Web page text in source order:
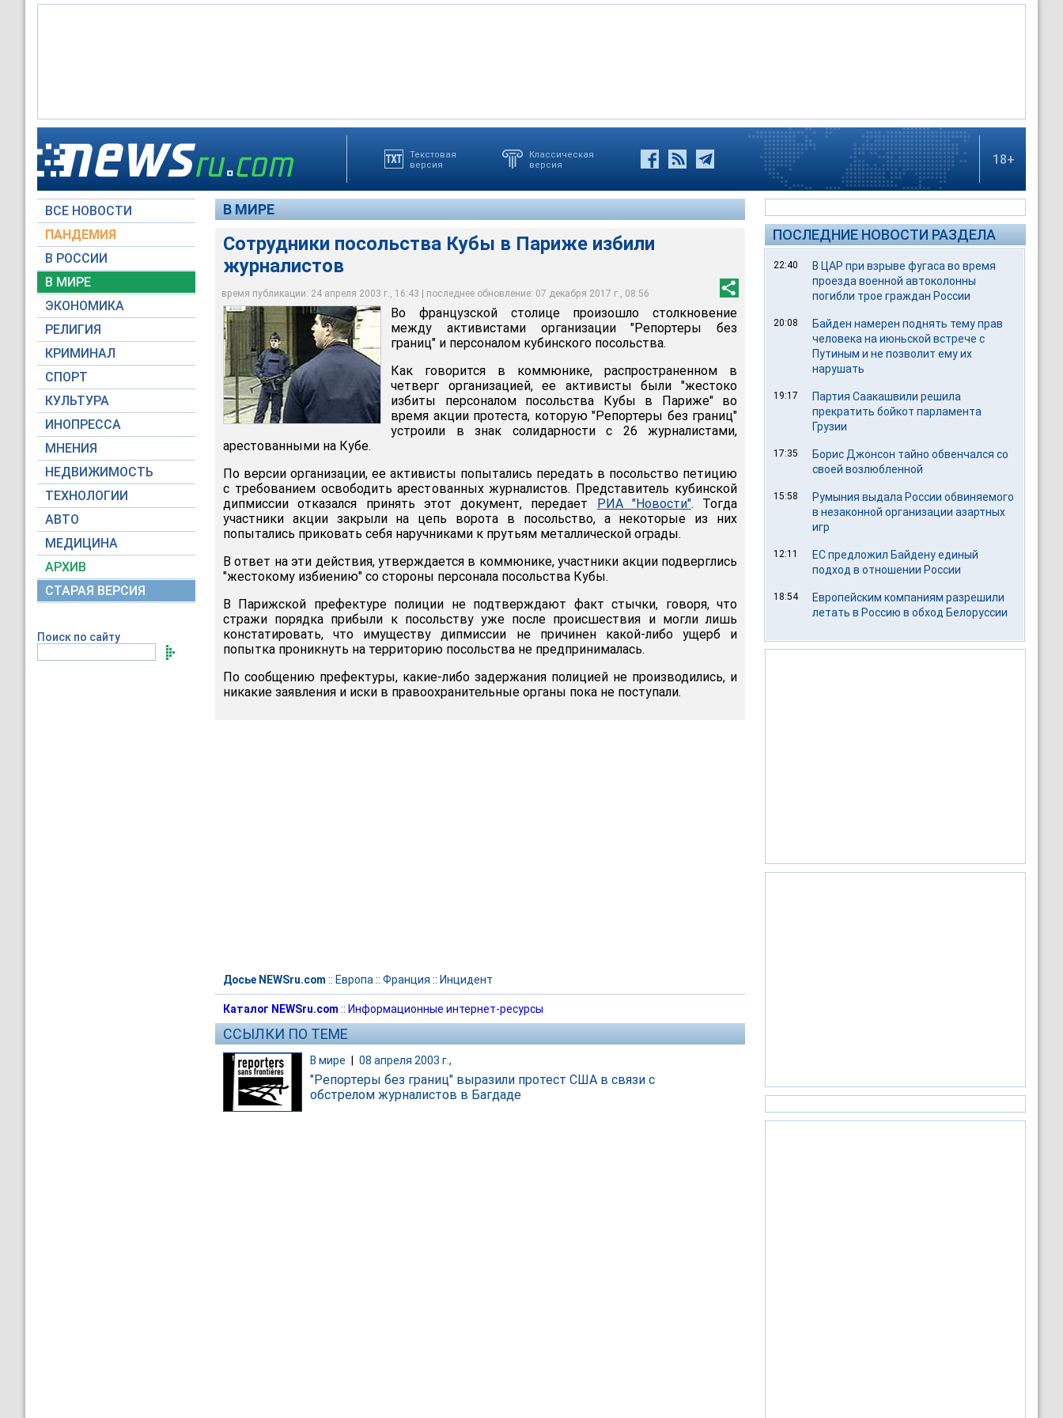
Текстовая
версия
Классическая
версия
18+
ВСЕ НОВОСТИ
ПАНДЕМИЯ
В РОССИИ
В МИРЕ
ЭКОНОМИКА
РЕЛИГИЯ
КРИМИНАЛ
СПОРТ
КУЛЬТУРА
ИНОПРЕССА
МНЕНИЯ
НЕДВИЖИМОСТЬ
ТЕХНОЛОГИИ
АВТО
МЕДИЦИНА
АРХИВ
СТАРАЯ ВЕРСИЯ
Поиск по сайту
В МИРЕ
Сотрудники посольства Кубы в Париже избили
журналистов
время публикации: 24 апреля 2003 г., 16:43 | последнее обновление: 07 декабря 2017 г., 08:56
Во французской столице произошло столкновение между активистами организации
"Репортеры без границ" и персоналом кубинского посольства
Архив NEWSru.com
Во французской столице произошло столкновение
между активистами организации "Репортеры без
границ" и персоналом кубинского посольства.
Как говорится в коммюнике, распространенном в
четверг организацией, ее активисты были "жестоко
избиты персоналом посольства Кубы в Париже" во
время акции протеста, которую "Репортеры без границ"
устроили в знак солидарности с 26 журналистами,
арестованными на Кубе.
По версии организации, ее активисты попытались передать в посольство петицию
с требованием освободить арестованных журналистов. Представитель кубинской
дипмиссии отказался принять этот документ, передает РИА "Новости". Тогда
участники акции закрыли на цепь ворота в посольство, а некоторые из них
попытались приковать себя наручниками к прутьям металлической ограды.
В ответ на эти действия, утверждается в коммюнике, участники акции подверглись
"жестокому избиению" со стороны персонала посольства Кубы.
В Парижской префектуре полиции не подтверждают факт стычки, говоря, что
стражи порядка прибыли к посольству уже после происшествия и могли лишь
констатировать, что имуществу дипмиссии не причинен какой-либо ущерб и
попытка проникнуть на территорию посольства не предпринималась.
По сообщению префектуры, какие-либо задержания полицией не производились, и
никакие заявления и иски в правоохранительные органы пока не поступали.
Досье NEWSru.com :: Европа :: Франция :: Инцидент
Каталог NEWSru.com :: Информационные интернет-ресурсы
ССЫЛКИ ПО ТЕМЕ
В мире 08 апреля 2003 г.,
"Репортеры без границ" выразили протест США в связи с
обстрелом журналистов в Багдаде
ПОСЛЕДНИЕ НОВОСТИ РАЗДЕЛА
22:40
В ЦАР при взрыве фугаса во время
проезда военной автоколонны
погибли трое граждан России
20:08
Байден намерен поднять тему прав
человека на июньской встрече с
Путиным и не позволит ему их
нарушать
19:17
Партия Саакашвили решила
прекратить бойкот парламента
Грузии
17:35
Борис Джонсон тайно обвенчался со
своей возлюбленной
15:58
Румыния выдала России обвиняемого
в незаконной организации азартных
игр
12:11
ЕС предложил Байдену единый
подход в отношении России
18:54
Европейским компаниям разрешили
летать в Россию в обход Белоруссии